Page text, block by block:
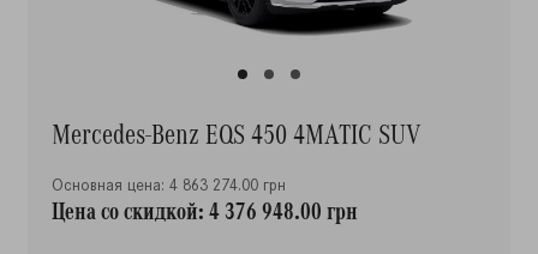
Mercedes-Benz EQS 450 4MATIC SUV
Основная цена: 4 863 274.00 грн
Цена со скидкой: 4 376 948.00 грн